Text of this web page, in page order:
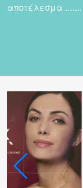
αποτέλεσμα .......